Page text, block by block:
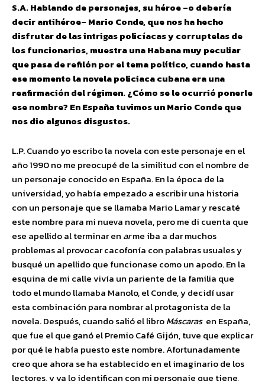
S.A. Hablando de personajes, su héroe –o debería
decir antihéroe– Mario Conde, que nos ha hecho
disfrutar de las intrigas policíacas y corruptelas de
los funcionarios, muestra una Habana muy peculiar
que pasa de refilón por el tema político, cuando hasta
ese momento la novela policiaca cubana era una
reafirmación del régimen. ¿Cómo se le ocurrió ponerle
ese nombre? En España tuvimos un Mario Conde que
nos dio algunos disgustos.
L.P. Cuando yo escribo la novela con este personaje en el
año 1990 no me preocupé de la similitud con el nombre de
un personaje conocido en España. En la época de la
universidad, yo había empezado a escribir una historia
con un personaje que se llamaba Mario Lamar y rescaté
este nombre para mi nueva novela, pero me di cuenta que
ese apellido al terminar en arme iba a dar muchos
problemas al provocar cacofonía con palabras usuales y
busqué un apellido que funcionase como un apodo. En la
esquina de mi calle vivía un pariente de la familia que
todo el mundo llamaba Manolo, el Conde, y decidí usar
esta combinación para nombrar al protagonista de la
novela. Después, cuando salió el libroMáscarasen España,
que fue el que ganó el Premio Café Gijón, tuve que explicar
por qué le había puesto este nombre. Afortunadamente
creo que ahora se ha establecido en el imaginario de los
lectores, y ya lo identifican con mi personaje que tiene,